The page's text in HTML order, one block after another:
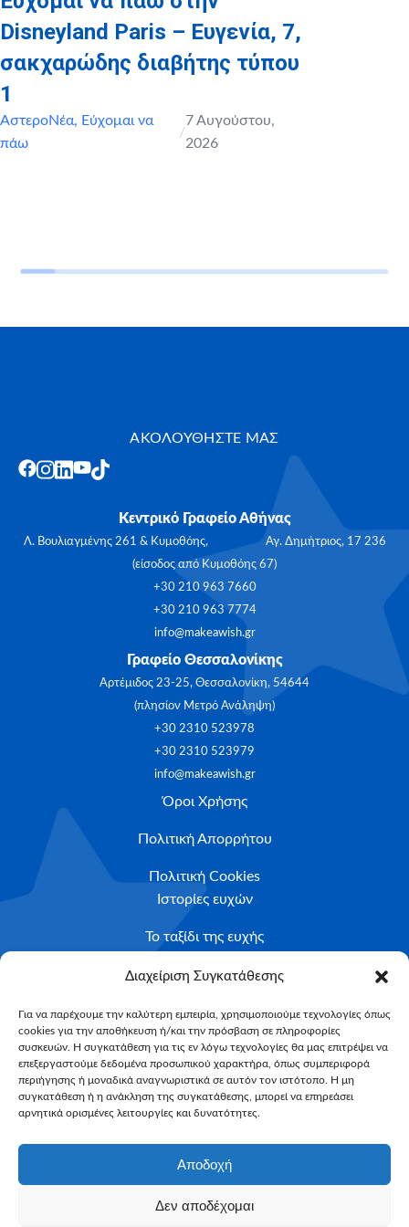
Διαχείριση Συγκατάθεσης
Για να παρέχουμε την καλύτερη εμπειρία, χρησιμοποιούμε τεχνολογίες όπως
cookies για την αποθήκευση ή/και την πρόσβαση σε πληροφορίες
συσκευών. Η συγκατάθεση για τις εν λόγω τεχνολογίες θα μας επιτρέψει να
επεξεργαστούμε δεδομένα προσωπικού χαρακτήρα, όπως συμπεριφορά
περιήγησης ή μοναδικά αναγνωριστικά σε αυτόν τον ιστότοπο. Η μη
συγκατάθεση ή η ανάκληση της συγκατάθεσης, μπορεί να επηρεάσει
αρνητικά ορισμένες λειτουργίες και δυνατότητες.
Αποδοχή
Δεν αποδέχομαι
Disneyland Paris – Ευγενία, 7,
σακχαρώδης διαβήτης τύπου
1
ΑστεροΝέα, Εύχομαι να
πάω
/
7 Αυγούστου,
2026
ΑΚΟΛΟΥΘΗΣΤΕ ΜΑΣ
Κεντρικό Γραφείο Αθήνας
Λ. Βουλιαγμένης 261 & Κυμοθόης, Αγ. Δημήτριος, 17 236
(είσοδος από Κυμοθόης 67)
+30 210 963 7660
+30 210 963 7774
info@makeawish.gr
Γραφείο Θεσσαλονίκης
Αρτέμιδος 23-25, Θεσσαλονίκη, 54644
(πλησίον Μετρό Ανάληψη)
+30 2310 523978
+30 2310 523979
info@makeawish.gr
Όροι Χρήσης
Πολιτική Απορρήτου
Πολιτική Cookies
Ιστορίες ευχών
Το ταξίδι της ευχής
Κριτήρια Καταλληλότητας
Υποβολή Αιτήματος
NEWSLETTER
Email*